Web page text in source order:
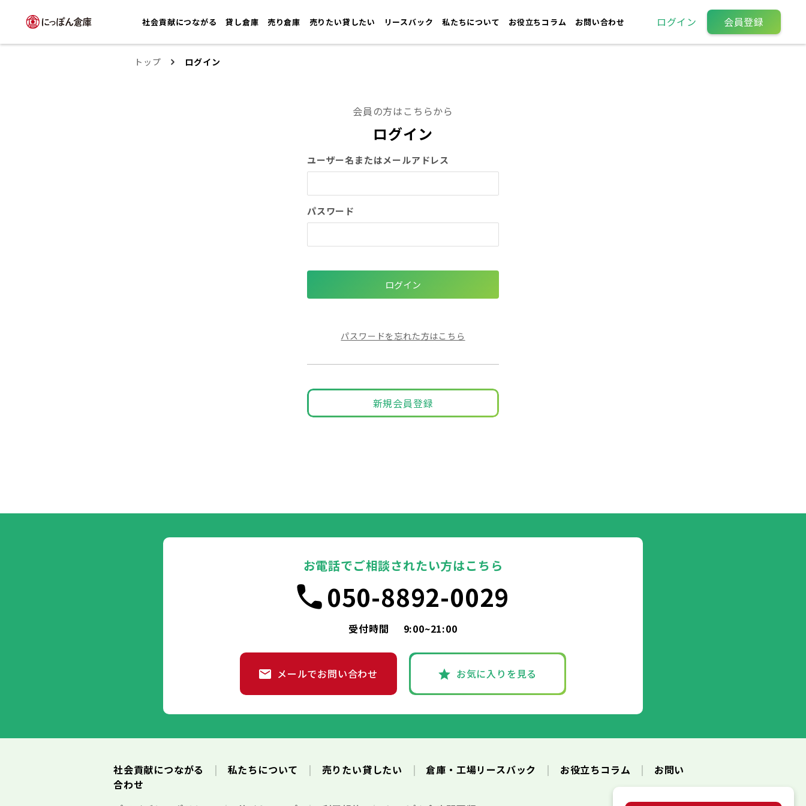
社会貢献につながる 貸し倉庫 売り倉庫 売りたい貸したい リースバック 私たちについて お役立ちコラム お問い合わせ ログイン 会員登録
トップ ログイン
会員の方はこちらから
ログイン
ユーザー名またはメールアドレス
パスワード
パスワードを忘れた方はこちら
新規会員登録
お電話でご相談されたい方はこちら
050-8892-0029
受付時間 9:00~21:00
メールでお問い合わせ お気に入りを見る
社会貢献につながる 私たちについて 売りたい貸したい 倉庫・工場リースバック お役立ちコラム
お問い
合わせ